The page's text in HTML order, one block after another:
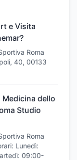
e Visita
Roma
40, 00133
dello
Studio
Roma
Lunedì:
09:00-